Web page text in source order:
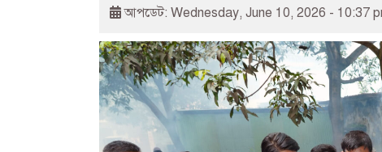
আপডেট: Wednesday, June 10, 2026 - 10:37